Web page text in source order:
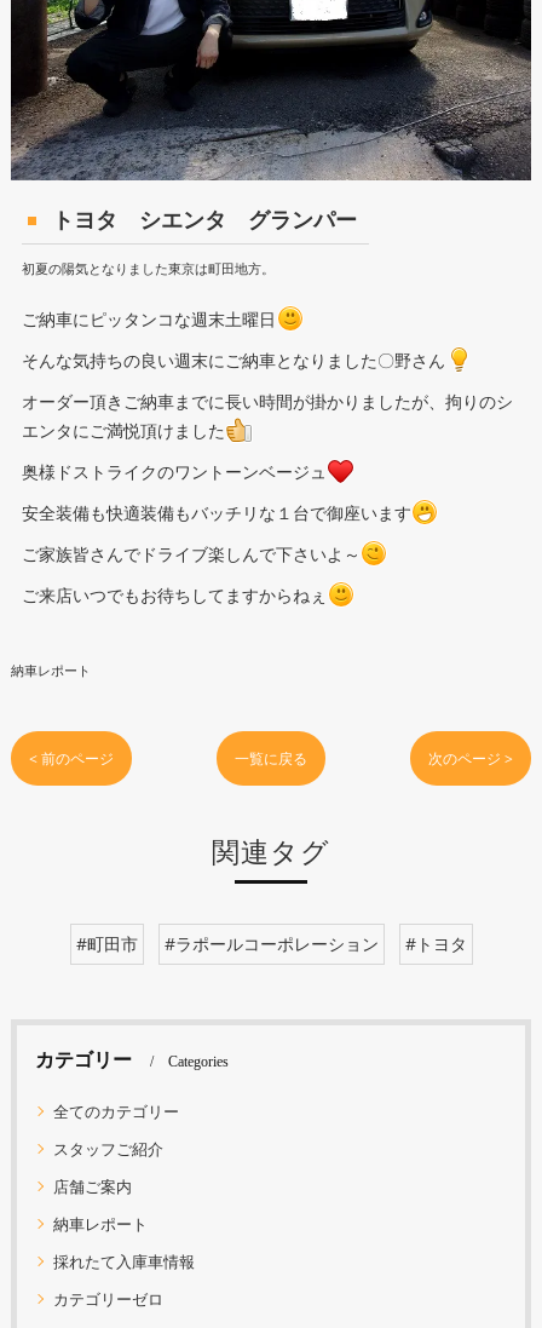
トヨタ シエンタ グランパー
初夏の陽気となりました東京は町田地方。
ご納車にピッタンコな週末土曜日
そんな気持ちの良い週末にご納車となりました〇野さん
オーダー頂きご納車までに長い時間が掛かりましたが、拘りのシ
エンタにご満悦頂けました
奥様ドストライクのワントーンベージュ
安全装備も快適装備もバッチリな１台で御座います
ご家族皆さんでドライブ楽しんで下さいよ～
ご来店いつでもお待ちしてますからねぇ
納車レポート
< 前のページ 一覧に戻る 次のページ >
関連タグ
#町田市 #ラポールコーポレーション #トヨタ
カテゴリー Categories
全てのカテゴリー
スタッフご紹介
店舗ご案内
納車レポート
採れたて入庫車情報
カテゴリーゼロ